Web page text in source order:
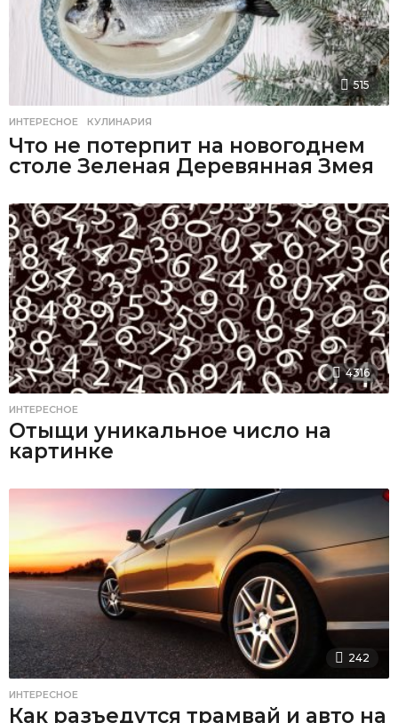
515
ИНТЕРЕСНОЕ ,КУЛИНАРИЯ
Что не потерпит на новогоднем
столе Зеленая Деревянная Змея
4316
ИНТЕРЕСНОЕ
Отыщи уникальное число на
картинке
242
ИНТЕРЕСНОЕ
Как разъедутся трамвай и авто на